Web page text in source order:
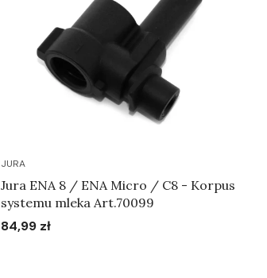
JURA
Jura ENA 8 / ENA Micro / C8 - Korpus
systemu mleka Art.70099
Cena
84,99 zł